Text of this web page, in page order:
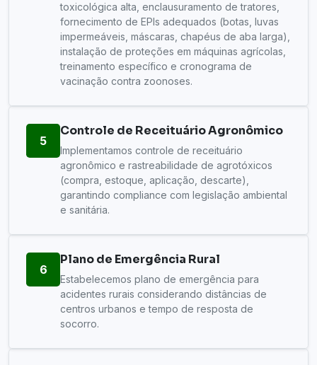
toxicológica alta, enclausuramento de tratores,
fornecimento de EPIs adequados (botas, luvas
impermeáveis, máscaras, chapéus de aba larga),
instalação de proteções em máquinas agrícolas,
treinamento específico e cronograma de
vacinação contra zoonoses.
5
Controle de Receituário Agronômico
Implementamos controle de receituário
agronômico e rastreabilidade de agrotóxicos
(compra, estoque, aplicação, descarte),
garantindo compliance com legislação ambiental
e sanitária.
6
Plano de Emergência Rural
Estabelecemos plano de emergência para
acidentes rurais considerando distâncias de
centros urbanos e tempo de resposta de
socorro.